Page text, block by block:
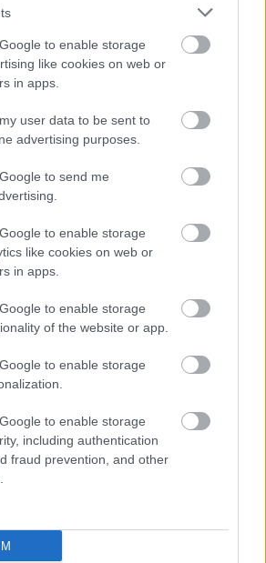
to enable storage
like cookies on web or
in apps.
user data to be sent to
advertising purposes.
to send me
to enable storage
like cookies on web or
in apps.
to enable storage
of the website or app.
to enable storage
to enable storage
including authentication
fraud prevention, and other